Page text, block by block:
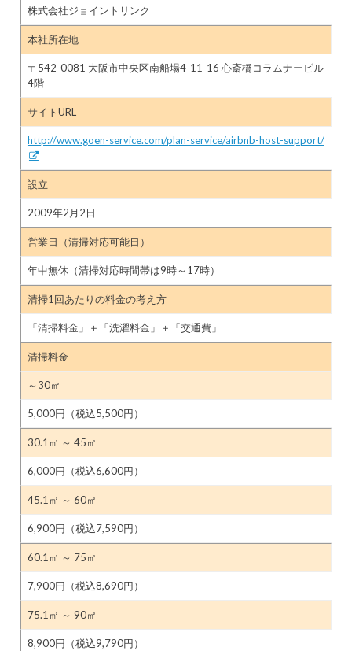
株式会社ジョイントリンク
本社所在地
〒542-0081 大阪市中央区南船場4-11-16 心斎橋コラムナービル
4階
サイトURL
http://www.goen-service.com/plan-service/airbnb-host-support/
設立
2009年2月2日
営業日（清掃対応可能日）
年中無休（清掃対応時間帯は9時～17時）
清掃1回あたりの料金の考え方
「清掃料金」＋「洗濯料金」＋「交通費」
清掃料金
～30㎡
5,000円（税込5,500円）
30.1㎡ ～ 45㎡
6,000円（税込6,600円）
45.1㎡ ～ 60㎡
6,900円（税込7,590円）
60.1㎡ ～ 75㎡
7,900円（税込8,690円）
75.1㎡ ～ 90㎡
8,900円（税込9,790円）